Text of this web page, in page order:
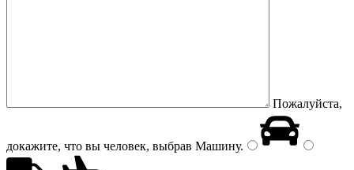
Пожалуйста,
докажите, что вы человек, выбрав Машину.